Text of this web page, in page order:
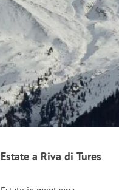
Estate a Riva di Tures